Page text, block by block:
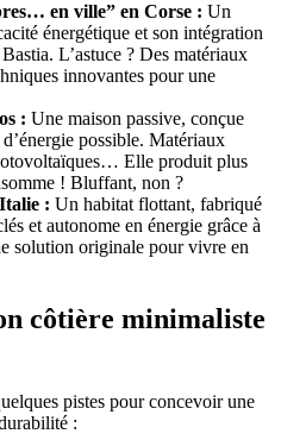
en ville” en Corse : Un
énergétique et son intégration
L’astuce ? Des matériaux
innovantes pour une
: Une maison passive, conçue
possible. Matériaux
Elle produit plus
! Bluffant, non ?
: Un habitat flottant, fabriqué
et autonome en énergie grâce à
solution originale pour vivre en
côtière minimaliste
pistes pour concevoir une
: